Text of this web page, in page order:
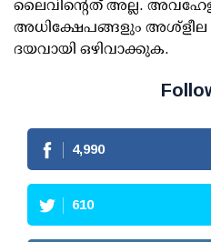
ലൈവിന്റെത് അല്ല.
അധിക്ഷേപങ്ങളും അശ്‌ളീല
ദയവായി ഒഴിവാക്കുക.
4,990
610